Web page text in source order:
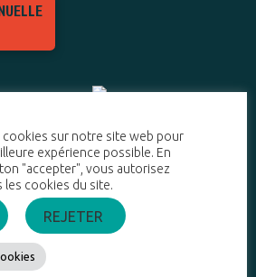
cookies sur notre site web pour
expérience possible. En
"accepter", vous autorisez
les cookies du site.
REJETER